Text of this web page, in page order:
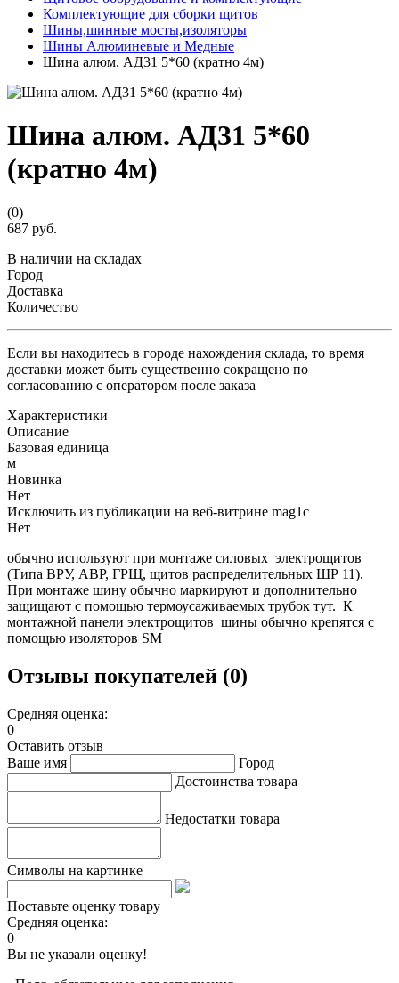
Комплектующие для сборки щитов
Шины,шинные мосты,изоляторы
Шины Алюминевые и Медные
Шина алюм. АД31 5*60 (кратно 4м)
Шина алюм. АД31 5*60
(кратно 4м)
(0)
687 руб.
В наличии на складах
Город
Доставка
Количество
Если вы находитесь в городе нахождения склада, то время
доставки может быть существенно сокращено по
согласованию с оператором после заказа
Характеристики
Описание
Базовая единица
м
Новинка
Нет
Исключить из публикации на веб-витрине mag1c
Нет
обычно используют при монтаже силовых электрощитов
(Типа ВРУ, АВР, ГРЩ, щитов распределительных ШР 11).
При монтаже шину обычно маркируют и дополнительно
защищают с помощью термоусаживаемых трубок тут. К
монтажной панели электрощитов шины обычно крепятся с
помощью изоляторов SM
Отзывы покупателей (0)
Средняя оценка:
0
Оставить отзыв
Ваше имя
Город
Достоинства товара
Недостатки товара
Символы на картинке
Поставьте оценку товару
Средняя оценка:
0
Вы не указали оценку!